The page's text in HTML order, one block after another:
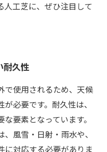
工芝に、ぜひ注目して
耐久性
で使用されるため、天候
必要です。耐久性は、
要素となっています。
風雪・日射・雨水や、